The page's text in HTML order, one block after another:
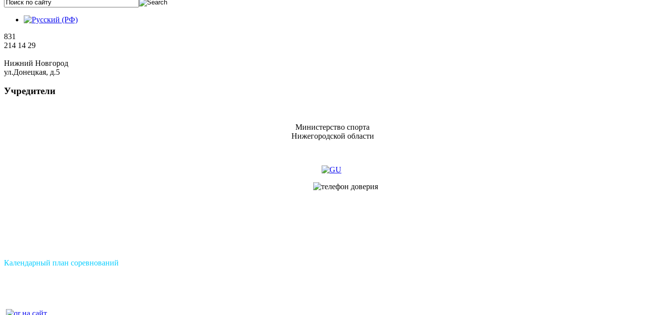
831
214 14 29
Нижний Новгород
ул.Донецкая, д.5
Учредители
Министерство спорта
Нижегородской области
Календарный план соревнований